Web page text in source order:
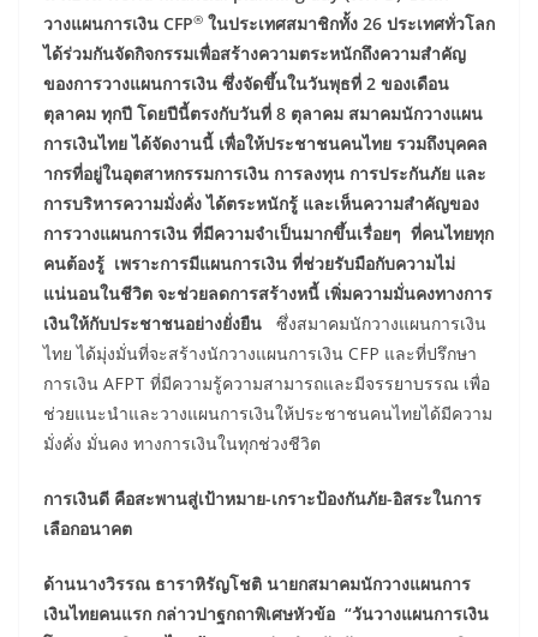
วางแผนการเงิน CFP® ในประเทศสมาชิกทั้ง 26 ประเทศทั่วโลก
ได้ร่วมกันจัดกิจกรรมเพื่อสร้างความตระหนักถึงความสำคัญ
ของการวางแผนการเงิน ซึ่งจัดขึ้นในวันพุธที่ 2 ของเดือน
ตุลาคม ทุกปี โดยปีนี้ตรงกับวันที่ 8 ตุลาคม สมาคมนักวางแผน
การเงินไทย ได้จัดงานนี้ เพื่อให้ประชาชนคนไทย รวมถึงบุคคล
ากรที่อยู่ในอุตสาหกรรมการเงิน การลงทุน การประกันภัย และ
การบริหารความมั่งคั่ง ได้ตระหนักรู้ และเห็นความสำคัญของ
การวางแผนการเงิน ที่มีความจำเป็นมากขึ้นเรื่อยๆ ที่คนไทยทุก
คนต้องรู้ เพราะการมีแผนการเงิน ที่ช่วยรับมือกับความไม่
แน่นอนในชีวิต จะช่วยลดการสร้างหนี้ เพิ่มความมั่นคงทางการ
เงินให้กับประชาชนอย่างยั่งยืน ซึ่งสมาคมนักวางแผนการเงิน
ไทย ได้มุ่งมั่นที่จะสร้างนักวางแผนการเงิน CFP และที่ปรึกษา
การเงิน AFPT ที่มีความรู้ความสามารถและมีจรรยาบรรณ เพื่อ
ช่วยแนะนำและวางแผนการเงินให้ประชาชนคนไทยได้มีความ
มั่งคั่ง มั่นคง ทางการเงินในทุกช่วงชีวิต
การเงินดี คือสะพานสู่เป้าหมาย-เกราะป้องกันภัย-อิสระในการ
เลือกอนาคต
ด้านนางวิรรณ ธาราหิรัญโชติ นายกสมาคมนักวางแผนการ
เงินไทยคนแรก กล่าวปาฐกถาพิเศษหัวข้อ “วันวางแผนการเงิน